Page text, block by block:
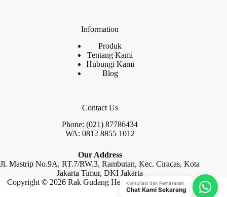
Information
Produk
Tentang Kami
Hubungi Kami
Blog
Contact Us
Phone: (021) 87786434
WA: 0812 8855 1012
Our Address
Jl. Mastrip No.9A, RT.7/RW.3, Rambutan, Kec. Ciracas, Kota
Jakarta Timur, DKI Jakarta
Copyright © 2026 Rak Gudang Heayy Duty by Raja Rak
Konsultasi dan Pemesanan
Chat Kami Sekarang